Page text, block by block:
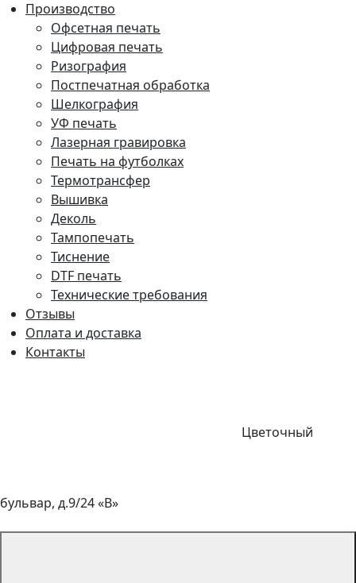
Производство
Офсетная печать
Цифровая печать
Ризография
Постпечатная обработка
Шелкография
УФ печать
Лазерная гравировка
Печать на футболках
Термотрансфер
Вышивка
Деколь
Тампопечать
Тиснение
DTF печать
Технические требования
Отзывы
Оплата и доставка
Контакты
Цветочный
бульвар, д.9/24 «В»